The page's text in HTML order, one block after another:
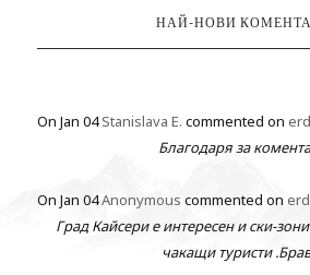
НАЙ-НОВИ
On Jan 04Stanislava E. commented on
Благодаря за
On Jan 04Anonymous commented on
Град Кайсери е интересен и ски-
чакащи туристи